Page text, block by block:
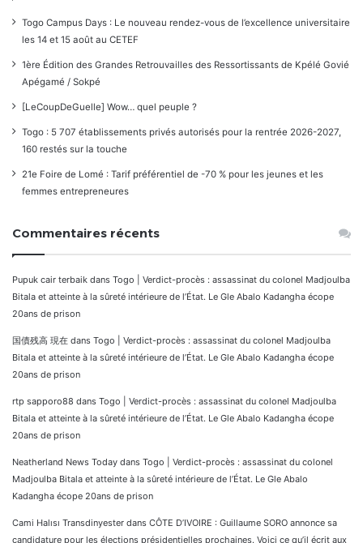
Togo Campus Days : Le nouveau rendez-vous de l’excellence universitaire
les 14 et 15 août au CETEF
1ère Édition des Grandes Retrouvailles des Ressortissants de Kpélé Govié
Apégamé / Sokpé
[LeCoupDeGuelle] Wow… quel peuple ?
Togo : 5 707 établissements privés autorisés pour la rentrée 2026-2027,
160 restés sur la touche
21e Foire de Lomé : Tarif préférentiel de -70 % pour les jeunes et les
femmes entrepreneures
Commentaires récents
Pupuk cair terbaik dans Togo | Verdict-procès : assassinat du colonel Madjoulba
Bitala et atteinte à la sûreté intérieure de l’État. Le Gle Abalo Kadangha écope
20ans de prison
国債残高 現在 dans Togo | Verdict-procès : assassinat du colonel Madjoulba
Bitala et atteinte à la sûreté intérieure de l’État. Le Gle Abalo Kadangha écope
20ans de prison
rtp sapporo88 dans Togo | Verdict-procès : assassinat du colonel Madjoulba
Bitala et atteinte à la sûreté intérieure de l’État. Le Gle Abalo Kadangha écope
20ans de prison
Neatherland News Today dans Togo | Verdict-procès : assassinat du colonel
Madjoulba Bitala et atteinte à la sûreté intérieure de l’État. Le Gle Abalo
Kadangha écope 20ans de prison
Cami Halısı Transdinyester dans CÔTE D’IVOIRE : Guillaume SORO annonce sa
candidature pour les élections présidentielles prochaines. Voici ce qu’il écrit aux